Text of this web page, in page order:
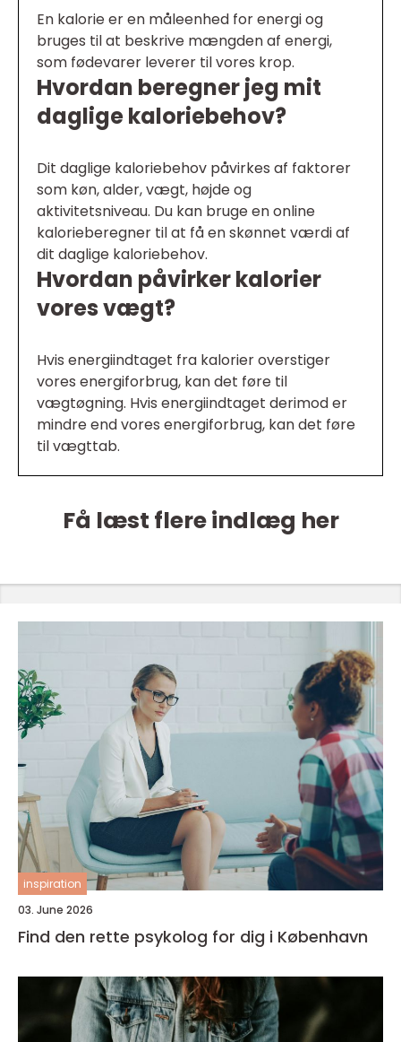
En kalorie er en måleenhed for energi og
bruges til at beskrive mængden af energi,
som fødevarer leverer til vores krop.
Hvordan beregner jeg mit
daglige kaloriebehov?
Dit daglige kaloriebehov påvirkes af faktorer
som køn, alder, vægt, højde og
aktivitetsniveau. Du kan bruge en online
kalorieberegner til at få en skønnet værdi af
dit daglige kaloriebehov.
Hvordan påvirker kalorier
vores vægt?
Hvis energiindtaget fra kalorier overstiger
vores energiforbrug, kan det føre til
vægtøgning. Hvis energiindtaget derimod er
mindre end vores energiforbrug, kan det føre
til vægttab.
Få læst flere indlæg her
inspiration
03. June 2026
Find den rette psykolog for dig i København